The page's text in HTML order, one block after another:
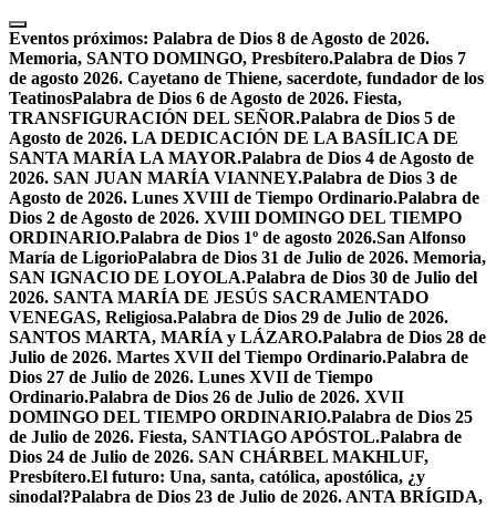
Skip
to
content
Eventos próximos: Palabra de Dios 8 de Agosto de 2026.
Memoria, SANTO DOMINGO, Presbítero.Palabra de Dios 7
de agosto 2026. Cayetano de Thiene, sacerdote, fundador de los
TeatinosPalabra de Dios 6 de Agosto de 2026. Fiesta,
TRANSFIGURACIÓN DEL SEÑOR.Palabra de Dios 5 de
Agosto de 2026. LA DEDICACIÓN DE LA BASÍLICA DE
SANTA MARÍA LA MAYOR.Palabra de Dios 4 de Agosto de
2026. SAN JUAN MARÍA VIANNEY.Palabra de Dios 3 de
Agosto de 2026. Lunes XVIII de Tiempo Ordinario.Palabra de
Dios 2 de Agosto de 2026. XVIII DOMINGO DEL TIEMPO
ORDINARIO.Palabra de Dios 1º de agosto 2026.San Alfonso
María de LigorioPalabra de Dios 31 de Julio de 2026. Memoria,
SAN IGNACIO DE LOYOLA.Palabra de Dios 30 de Julio del
2026. SANTA MARÍA DE JESÚS SACRAMENTADO
VENEGAS, Religiosa.Palabra de Dios 29 de Julio de 2026.
SANTOS MARTA, MARÍA y LÁZARO.Palabra de Dios 28 de
Julio de 2026. Martes XVII del Tiempo Ordinario.Palabra de
Dios 27 de Julio de 2026. Lunes XVII de Tiempo
Ordinario.Palabra de Dios 26 de Julio de 2026. XVII
DOMINGO DEL TIEMPO ORDINARIO.Palabra de Dios 25
de Julio de 2026. Fiesta, SANTIAGO APÓSTOL.Palabra de
Dios 24 de Julio de 2026. SAN CHÁRBEL MAKHLUF,
Presbítero.El futuro: Una, santa, católica, apostólica, ¿y
sinodal?Palabra de Dios 23 de Julio de 2026. ANTA BRÍGIDA,